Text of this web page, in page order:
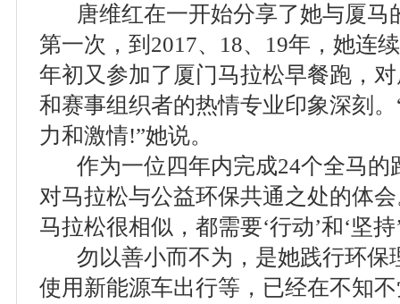
唐维红在一开始分享了她与厦马
第一次，到2017、18、19年，她连
年初又参加了厦门马拉松早餐跑，
和赛事组织者的热情专业印象深刻
力和激情!”她说。
作为一位四年内完成24个全马的
对马拉松与公益环保共通之处的体
马拉松很相似，都需要‘行动’和‘坚持
勿以善小而不为，是她践行环保
使用新能源车出行等，已经在不知